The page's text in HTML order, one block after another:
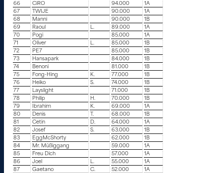
66
CiRO 94.000
1A
67
TWIJE 90.000
1A
68
Manni 90.000
1B
69
Raoul L. 89.000
1A
70
Pogi 85.000
1A
71
Oliver L. 85.000
1B
72
PE7 85.000
1B
73
Hansapark 84.000
1B
74
Benoni 81.000
1B
75
Fong-Hing K. 77.000
1B
76
Heiko S. 74.000
1B
77
Layslight 71.000
1B
78
Philip H. 70.000
1B
79
Ibrahim K. 69.000
1A
80
Denis T. 68.000
1B
81
Cetin D. 64.000
1A
82
Josef S. 63.000
1B
83
EggMcShorty 62.000
1B
84
Mr. Müßiggang 59.000
1A
85
Freu Dich 57.000
1A
86
Joel L. 55.000
1A
87
Gaetano C. 52.000
1A